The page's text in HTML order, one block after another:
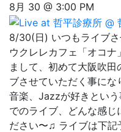
8月 30 @ 3:00 PM
8/30(日) いつもライブ
ウクレレカフェ「オコナ
まして、初めて大阪吹
ブさせていただく事に
音楽、Jazzが好きとい
でのライブ、どんな感じ
ださい〜♫ ライブは下記